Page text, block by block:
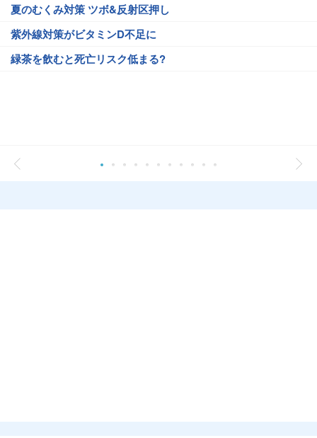
夏のむくみ対策 ツボ&反射区押し
紫外線対策がビタミンD不足に
緑茶を飲むと死亡リスク低まる?